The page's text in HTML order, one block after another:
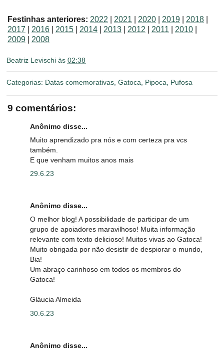
Festinhas anteriores: 2022 2021 2020 2019 2018
2017
2016 2015 2014 2013 2012 2011 2010
2009
2008
Beatriz Levischi às 02:38
Categorias: Datas comemorativas, Gatoca, Pipoca, Pufosa
9 comentários:
Anônimo disse...
Muito aprendizado pra nós e com certeza pra vcs
também.
E que venham muitos anos mais
29.6.23
Anônimo disse...
O melhor blog! A possibilidade de participar de um
grupo de apoiadores maravilhoso! Muita informação
relevante com texto delicioso! Muitos vivas ao Gatoca!
Muito obrigada por não desistir de despiorar o mundo,
Bia!
Um abraço carinhoso em todos os membros do
Gatoca!
Gláucia Almeida
30.6.23
Anônimo disse...